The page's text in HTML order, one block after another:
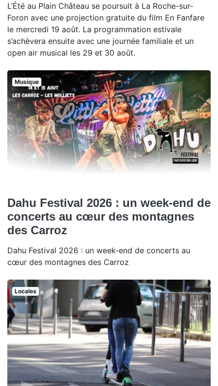
L’Été au Plain Château se poursuit à La Roche-sur-
Foron avec une projection gratuite du film En Fanfare
le mercredi 19 août. La programmation estivale
s’achèvera ensuite avec une journée familiale et un
open air musical les 29 et 30 août.
Musique
Dahu Festival 2026 : un week-end de
concerts au cœur des montagnes
des Carroz
Dahu Festival 2026 : un week-end de concerts au
cœur des montagnes des Carroz
Locales